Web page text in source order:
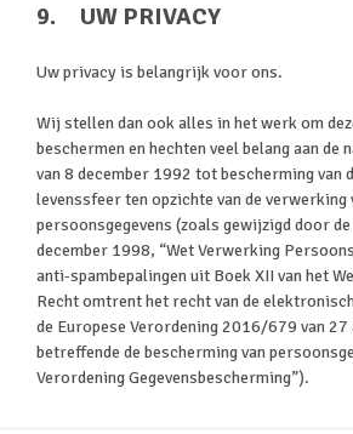
9. UW PRIVACY
Uw privacy is belangrijk voor ons.
Wij stellen dan ook alles in het werk om
beschermen en hechten veel belang aan de
van 8 december 1992 tot bescherming van
levenssfeer ten opzichte van de verwerking
persoonsgegevens (zoals gewijzigd door de
december 1998, “Wet Verwerking
anti-spambepalingen uit Boek XII van het
Recht omtrent het recht van de
de Europese Verordening 2016/679 van
betreffende de bescherming van
Verordening Gegevensbescherming”).